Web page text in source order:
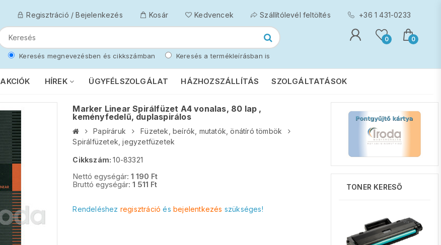
Regisztráció / Bejelenkezés Kosár Kedvencek Szállítólevél feltöltés +36 1 431-0233
Keresés megnevezésben és cikkszámban Keresés a termékleírásban is
0 0
AKCIÓK HÍREK ÜGYFÉLSZOLGÁLAT HÁZHOZSZÁLLÍTÁS SZOLGÁLTATÁSOK
Marker Linear Spirálfüzet A4 vonalas, 80 lap ,
keményfedelű, duplaspirálos
Papíráruk
Füzetek, beírók, mutatók, önátíró tömbök
Spirálfüzetek, jegyzetfüzetek
Cikkszám:10-83321
Nettó egységár: 1 190 Ft
Bruttó egységár: 1 511 Ft
Rendeléshez regisztráció és bejelentkezés szükséges!
TONER KERESŐ